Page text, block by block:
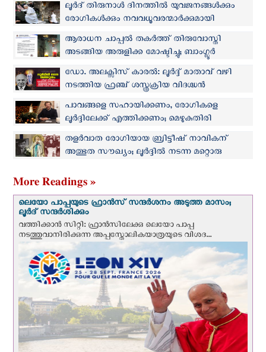
ലൂര്‍ദ് തിരുനാള്‍ ദിനത്തില്‍ യുവജനങ്ങൾക്കും
രോഗികൾക്കും നവവധൂവരന്മാർക്കുമായി
പ്രാർത്ഥനയോടെ ലെയോ പാപ്പ
ആരാധന ചാപ്പല്‍ തകര്‍ത്ത് തിരുവോസ്തി
അടങ്ങിയ അരുളിക്ക മോഷ്ടിച്ചു; ബാംഗ്ലൂര്‍
അതിരൂപതയില്‍ ഇന്ന് പ്രായശ്ചിത്ത
പരിഹാരദിനം
ഡോ. അലക്സിസ് കാരൽ: ലൂര്‍ദ്ദ് മാതാവ് വഴി
നടത്തിയ ഫ്രഞ്ച് ശസ്ത്രക്രിയ വിദഗ്ദ്ധന്‍
പാവങ്ങളെ സഹായിക്കണം, രോഗികളെ
ലൂര്‍ദ്ദിലേക്ക് എത്തിക്കണം; മെഴുകുതിരി
കച്ചവടവുമായി സ്പാനിഷ് യുവാവ്
തളര്‍വാത രോഗിയായ ബ്രിട്ടീഷ് നാവികന്
അത്ഭുത സൗഖ്യം; ലൂര്‍ദ്ദില്‍ നടന്ന മറ്റൊരു
More Readings »
ലെയോ പാപ്പയുടെ ഫ്രാന്‍സ് സന്ദര്‍ശനം അടുത്ത മാസം;
ലൂര്‍ദ് സന്ദര്‍ശിക്കും
വത്തിക്കാന്‍ സിറ്റി: ഫ്രാൻസിലേക്കു ലെയോ പാപ്പ
നടത്തുവാനിരിക്കുന്ന അപ്പസ്തോലികയാത്രയുടെ വിശദ...